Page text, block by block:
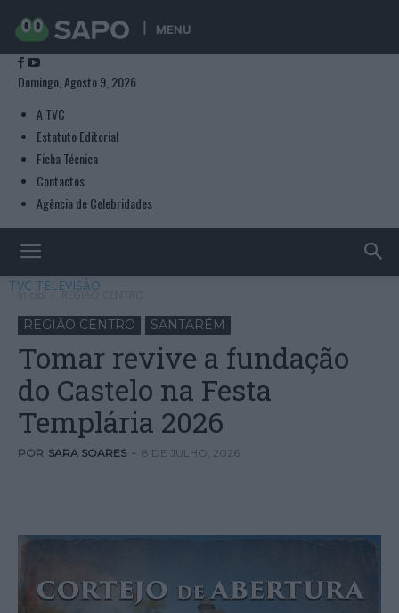
MENU
Domingo, Agosto 9, 2026
A TVC
Estatuto Editorial
Ficha Técnica
Contactos
Agência de Celebridades
TVC TELEVISÃO
Início REGIÃO CENTRO
REGIÃO CENTRO SANTARÉM
Tomar revive a fundação
do Castelo na Festa
Templária 2026
POR SARA SOARES - 8 DE JULHO, 2026